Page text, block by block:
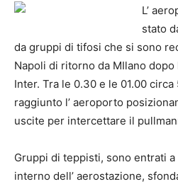
L’
stato
da gruppi di tifosi che si sono
Napoli di ritorno da MIlano dopo
Inter. Tra le 0.30 e le 01.00
raggiunto l’ aeroporto
uscite per intercettare il
Gruppi di teppisti, sono entrati
interno dell’ aerostazione,